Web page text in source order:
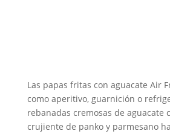
Las papas fritas con aguacate Air
como aperitivo, guarnición o
rebanadas cremosas de aguacate
crujiente de panko y parmesano